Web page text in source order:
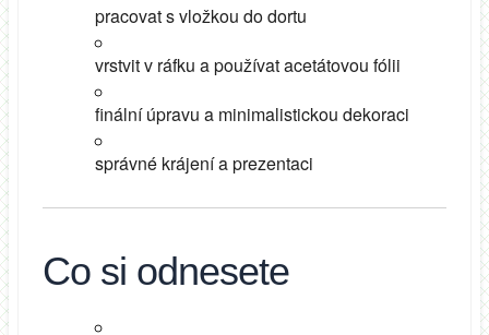
pracovat s vložkou do dortu
vrstvit v ráfku a používat acetátovou fólii
finální úpravu a minimalistickou dekoraci
správné krájení a prezentaci
Co si odnesete